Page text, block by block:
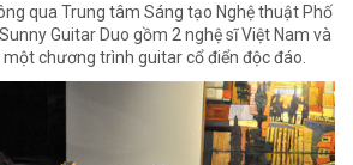
qua Trung tâm Sáng tạo Nghệ thuật Phố
Guitar Duo gồm 2 nghệ sĩ Việt Nam và
chương trình guitar cổ điển độc đáo.